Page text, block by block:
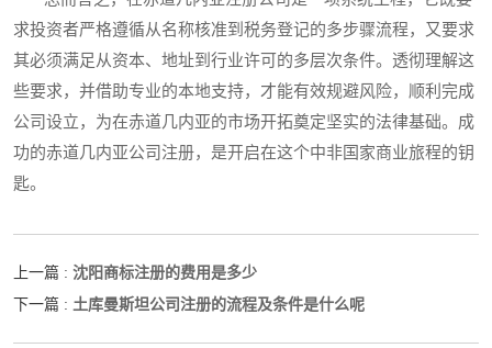
求投资者严格遵循从名称核准到税务登记的多步骤流程，又要求
其必须满足从资本、地址到行业许可的多层次条件。透彻理解这
些要求，并借助专业的本地支持，才能有效规避风险，顺利完成
公司设立，为在赤道几内亚的市场开拓奠定坚实的法律基础。成
功的赤道几内亚公司注册，是开启在这个中非国家商业旅程的钥
匙。
上一篇 : 沈阳商标注册的费用是多少
下一篇 : 土库曼斯坦公司注册的流程及条件是什么呢